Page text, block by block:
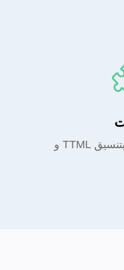
دعم تنزيل الترجمات بتنسيق TTML و